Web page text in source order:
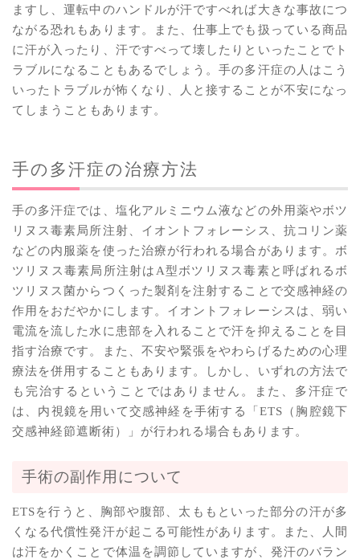
ますし、運転中のハンドルが汗ですべれば大きな事故につ
ながる恐れもあります。また、仕事上でも扱っている商品
に汗が入ったり、汗ですべって壊したりといったことでト
ラブルになることもあるでしょう。手の多汗症の人はこう
いったトラブルが怖くなり、人と接することが不安になっ
てしまうこともあります。
手の多汗症の治療方法
手の多汗症では、塩化アルミニウム液などの外用薬やボツ
リヌス毒素局所注射、イオントフォレーシス、抗コリン薬
などの内服薬を使った治療が行われる場合があります。ボ
ツリヌス毒素局所注射はA型ボツリヌス毒素と呼ばれるボ
ツリヌス菌からつくった製剤を注射することで交感神経の
作用をおだやかにします。イオントフォレーシスは、弱い
電流を流した水に患部を入れることで汗を抑えることを目
指す治療です。また、不安や緊張をやわらげるための心理
療法を併用することもあります。しかし、いずれの方法で
も完治するということではありません。また、多汗症で
は、内視鏡を用いて交感神経を手術する「ETS（胸腔鏡下
交感神経節遮断術）」が行われる場合もあります。
手術の副作用について
ETSを行うと、胸部や腹部、太ももといった部分の汗が多
くなる代償性発汗が起こる可能性があります。また、人間
は汗をかくことで体温を調節していますが、発汗のバラン